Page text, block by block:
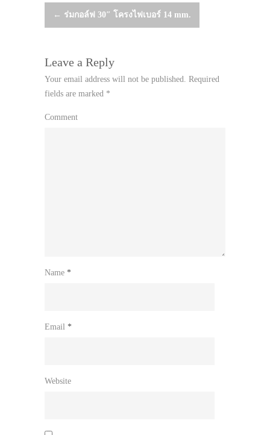
Post
← ร่มกอล์ฟ 30″ โครงไฟเบอร์ 14 mm.
Leave a Reply
Your email address will not be published. Required
fields are marked *
Comment
Name *
Email *
Website